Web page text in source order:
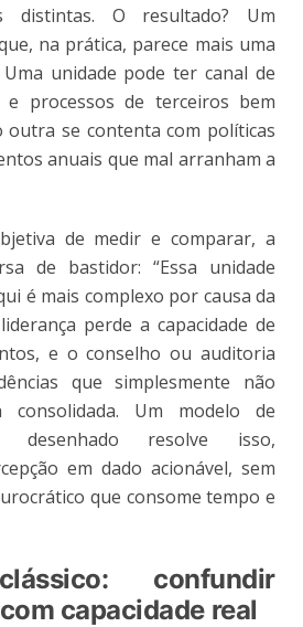
distintas. O resultado? Um
na prática, parece mais uma
unidade pode ter canal de
e processos de terceiros bem
outra se contenta com políticas
anuais que mal arranham a
de medir e comparar, a
de bastidor: “Essa unidade
é mais complexo por causa da
perde a capacidade de
e o conselho ou auditoria
que simplesmente não
Um modelo de
desenhado resolve isso,
em dado acionável, sem
que consome tempo e
confundir
capacidade real